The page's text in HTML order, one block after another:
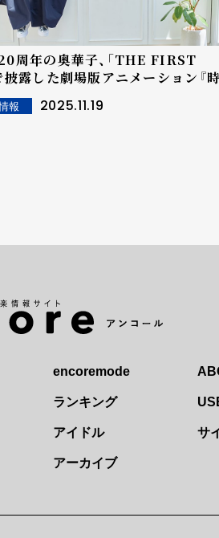
周年の奥華子、「THE FIRST
披露した劇場版アニメーション『
』主題歌「ガーネット」を11月19日
ス！
報 2025.11.19
encoremode
ランキング
アイドル
アーカイブ
サ